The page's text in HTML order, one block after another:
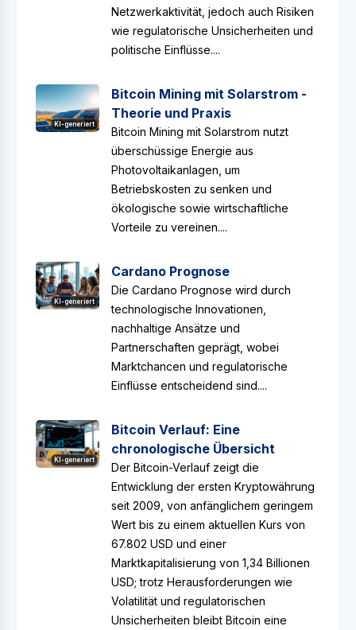
Netzwerkaktivität, jedoch auch Risiken
wie regulatorische Unsicherheiten und
politische Einflüsse....
KI-generiert
Bitcoin Mining mit Solarstrom -
Theorie und Praxis
Bitcoin Mining mit Solarstrom nutzt
überschüssige Energie aus
Photovoltaikanlagen, um
Betriebskosten zu senken und
ökologische sowie wirtschaftliche
Vorteile zu vereinen....
KI-generiert
Cardano Prognose
Die Cardano Prognose wird durch
technologische Innovationen,
nachhaltige Ansätze und
Partnerschaften geprägt, wobei
Marktchancen und regulatorische
Einflüsse entscheidend sind....
KI-generiert
Bitcoin Verlauf: Eine
chronologische Übersicht
Der Bitcoin-Verlauf zeigt die
Entwicklung der ersten Kryptowährung
seit 2009, von anfänglichem geringem
Wert bis zu einem aktuellen Kurs von
67.802 USD und einer
Marktkapitalisierung von 1,34 Billionen
USD; trotz Herausforderungen wie
Volatilität und regulatorischen
Unsicherheiten bleibt Bitcoin eine